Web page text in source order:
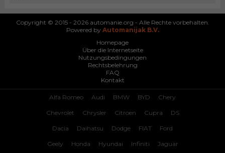
Copyright © 2015 - 2026 automanie.org - Alle Rechte vorbehalten.
Powered by Automanijak B.V.
Homepage
Über die Internetseite
Nutzungsbedingungen
Rechtsbelehrung
FAQ
Kontakt
Alfa Romeo Audi BMW BYD Chery
Chevrolet Chrysler Citroen Cupra DS
Dacia Daihatsu Dodge FIAT Ford
Geely Honda Hyundai Infiniti Jaguar